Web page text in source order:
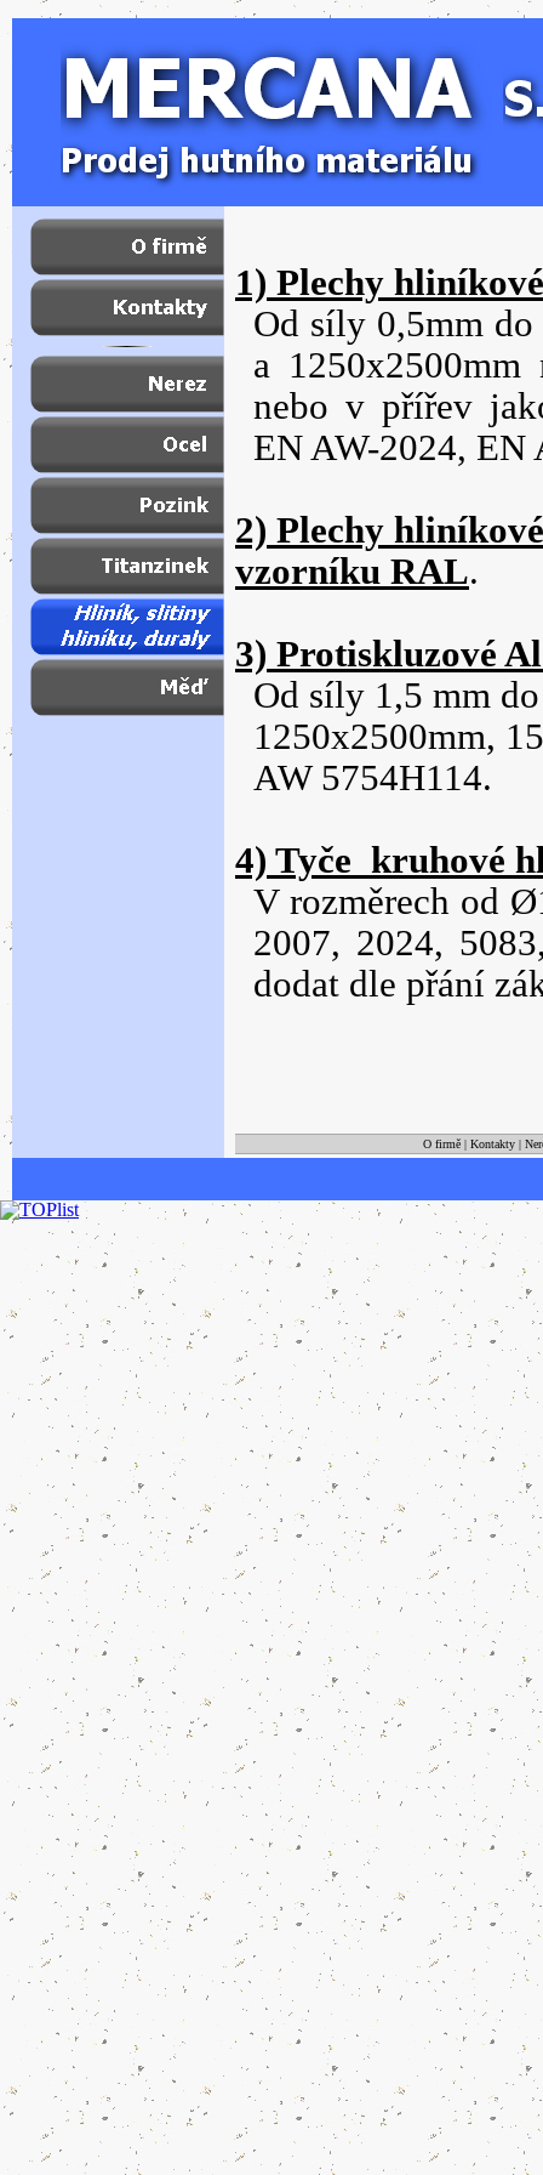
1) Plechy
Od síly 0,5mm
a
nebo v přířev
EN AW-2024, EN
2) Plechy
vzorníku RAL.
3) Protiskluzové
Od síly 1,5 mm
1250x2500mm,
AW 5754H114.
4) Tyče kruhové
V rozměrech od Ø
2007, 2024,
dodat dle přání
O firmě | Kontakty |